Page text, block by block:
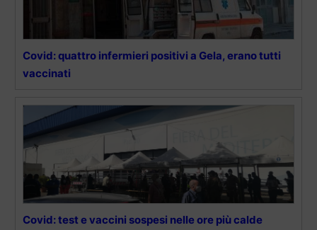
Covid: quattro infermieri positivi a Gela, erano tutti
vaccinati
Covid: test e vaccini sospesi nelle ore più calde